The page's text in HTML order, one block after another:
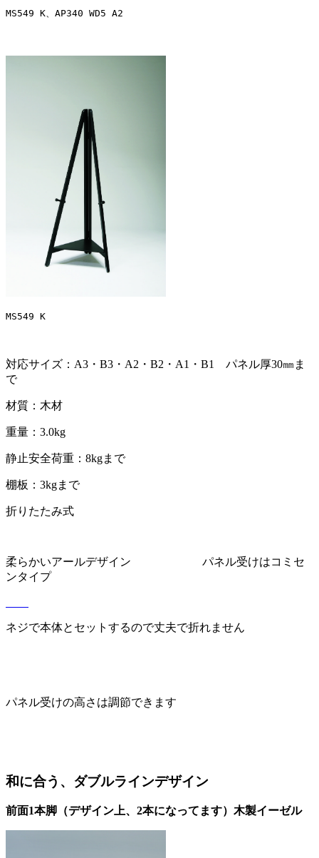
MS549 K、AP340 WD5 A2
MS549 K
対応サイズ：A3・B3・A2・B2・A1・B1 パネル厚30㎜ま
で
材質：木材
重量：3.0kg
静止安全荷重：8kgまで
棚板：3kgまで
折りたたみ式
柔らかいアールデザイン パネル受けはコミセ
ンタイプ
ネジで本体とセットするので丈夫で折れません
パネル受けの高さは調節できます
和に合う、ダブルラインデザイン
前面1本脚（デザイン上、2本になってます）木製イーゼル